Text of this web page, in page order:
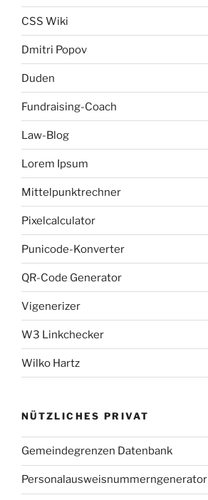
CSS Wiki
Dmitri Popov
Duden
Fundraising-Coach
Law-Blog
Lorem Ipsum
Mittelpunktrechner
Pixelcalculator
Punicode-Konverter
QR-Code Generator
Vigenerizer
W3 Linkchecker
Wilko Hartz
NÜTZLICHES PRIVAT
Gemeindegrenzen Datenbank
Personalausweisnummerngenerator